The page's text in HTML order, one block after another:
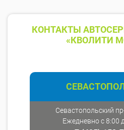
КОНТАКТЫ
«КВОЛИТИ
Севастопольский
Ежедневно с 8:00